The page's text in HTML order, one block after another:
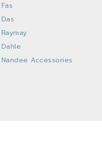
Fas
Das
Raymay
Dahle
Nandee Accessories